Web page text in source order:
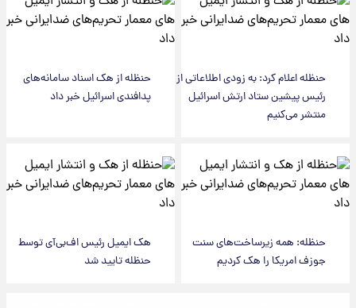
حنظله اعلام کرد: به زودی اطلاعاتی از
رئیس پیشین ستاد ارتش اسرائیل
منتشر می‌کنیم
حنظله از هک اسناد سامانه‌های
پدافندی اسرائیل خبر داد
حنظله: همه زیرساخت‌های سنت
جوزف امریکا را هک کردیم
هک ایمیل رئیس اف‌بی‌آی توسط
حنظله تایید شد